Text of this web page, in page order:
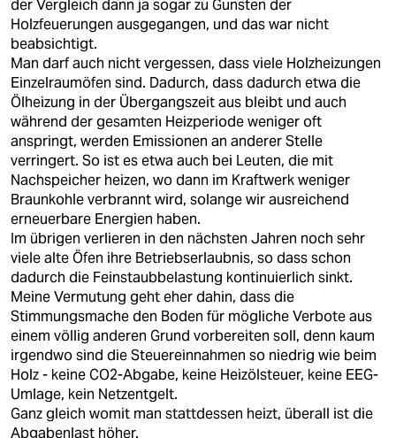
der Vergleich dann ja sogar zu Gunsten der
Holzfeuerungen ausgegangen, und das war nicht
beabsichtigt.
Man darf auch nicht vergessen, dass viele Holzheizungen
Einzelraumöfen sind. Dadurch, dass dadurch etwa die
Ölheizung in der Übergangszeit aus bleibt und auch
während der gesamten Heizperiode weniger oft
anspringt, werden Emissionen an anderer Stelle
verringert. So ist es etwa auch bei Leuten, die mit
Nachspeicher heizen, wo dann im Kraftwerk weniger
Braunkohle verbrannt wird, solange wir ausreichend
erneuerbare Energien haben.
Im übrigen verlieren in den nächsten Jahren noch sehr
viele alte Öfen ihre Betriebserlaubnis, so dass schon
dadurch die Feinstaubbelastung kontinuierlich sinkt.
Meine Vermutung geht eher dahin, dass die
Stimmungsmache den Boden für mögliche Verbote aus
einem völlig anderen Grund vorbereiten soll, denn kaum
irgendwo sind die Steuereinnahmen so niedrig wie beim
Holz - keine CO2-Abgabe, keine Heizölsteuer, keine EEG-
Umlage, kein Netzentgelt.
Ganz gleich womit man stattdessen heizt, überall ist die
Abgabenlast höher.